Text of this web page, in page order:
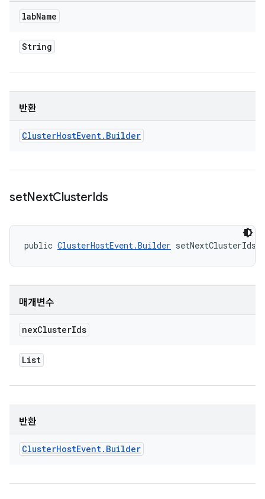
labName
String
반환
ClusterHostEvent. Builder
setNextClusterIds
public ClusterHostEvent.Builder setNextClusterIds
매개변수
nexClusterIds
List
반환
ClusterHostEvent. Builder